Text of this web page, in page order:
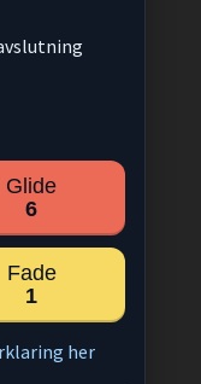
Glide
6
Fade
1
her